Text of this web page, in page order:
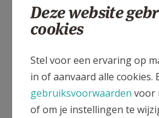
Gezinsvieringen 2018-
https://www.kerknet.be/
Dankviering: https://
eenheid-hh-prisca-en-aquila/
Eerste
Deze website
cookies
Stel voor een ervaring op
in of aanvaard alle cookies.
gebruiksvoorwaarden voor
of om je instellingen te